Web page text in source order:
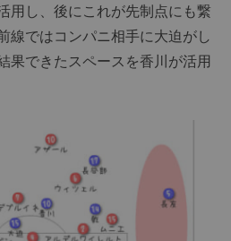
用し、後にこれが先制点にも繋
線ではコンパニ相手に大迫がし
果できたスペースを香川が活用